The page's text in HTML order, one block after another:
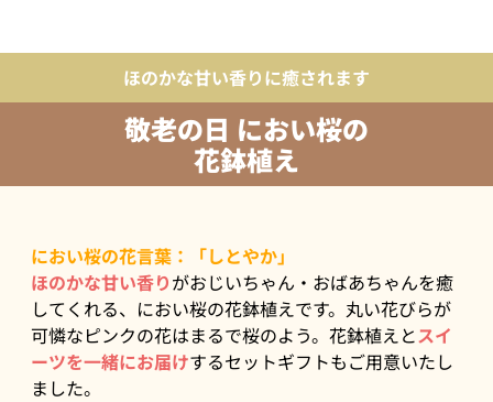
ほのかな甘い香りに癒されます
敬老の日 におい桜の
花鉢植え
におい桜の花言葉：「しとやか」
ほのかな甘い香りがおじいちゃん・おばあちゃんを癒
してくれる、におい桜の花鉢植えです。丸い花びらが
可憐なピンクの花はまるで桜のよう。花鉢植えとスイ
ーツを一緒にお届けするセットギフトもご用意いたし
ました。